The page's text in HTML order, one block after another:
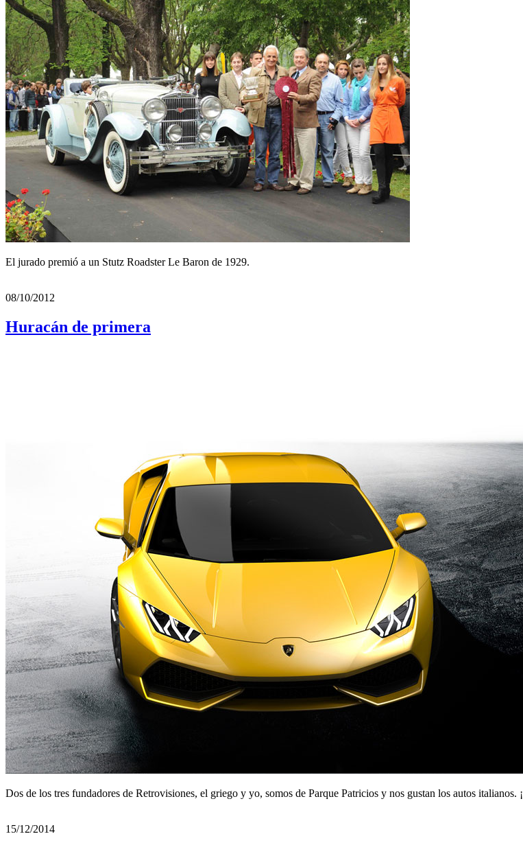
El jurado premió a un Stutz Roadster Le Baron de 1929.
08/10/2012
Huracán de primera
Dos de los tres fundadores de Retrovisiones, el griego y yo, somos de Parque Patricios y nos gustan los autos
15/12/2014